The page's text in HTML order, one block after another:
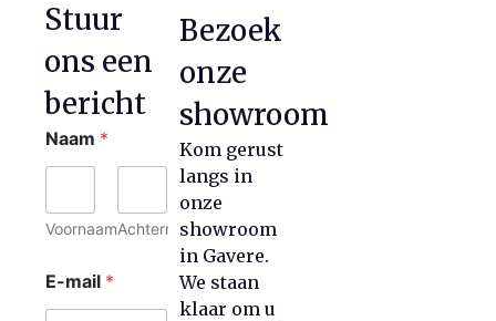
Stuur
ons een
bericht
E
-
m
l
r
i
Naam *
VoornaamAchternaam
E-mail *
Bezoek
onze
showroom
Kom gerust
langs in
onze
showroom
in Gavere.
We staan
klaar om u